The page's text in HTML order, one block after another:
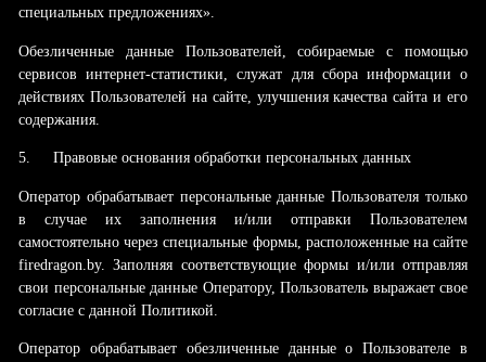
специальных предложениях».
Обезличенные данные Пользователей, собираемые с помощью
сервисов интернет-статистики, служат для сбора информации о
действиях Пользователей на сайте, улучшения качества сайта и его
содержания.
5. Правовые основания обработки персональных данных
Оператор обрабатывает персональные данные Пользователя только
в случае их заполнения и/или отправки Пользователем
самостоятельно через специальные формы, расположенные на сайте
firedragon.by. Заполняя соответствующие формы и/или отправляя
свои персональные данные Оператору, Пользователь выражает свое
согласие с данной Политикой.
Оператор обрабатывает обезличенные данные о Пользователе в